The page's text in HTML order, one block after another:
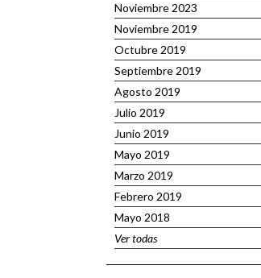
Noviembre 2023
Noviembre 2019
Octubre 2019
Septiembre 2019
Agosto 2019
Julio 2019
Junio 2019
Mayo 2019
Marzo 2019
Febrero 2019
Mayo 2018
Ver todas